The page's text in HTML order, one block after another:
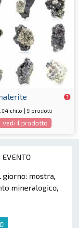
mostra,
mineralogico,
chilo | 9 prodotti
vedi il prodotto